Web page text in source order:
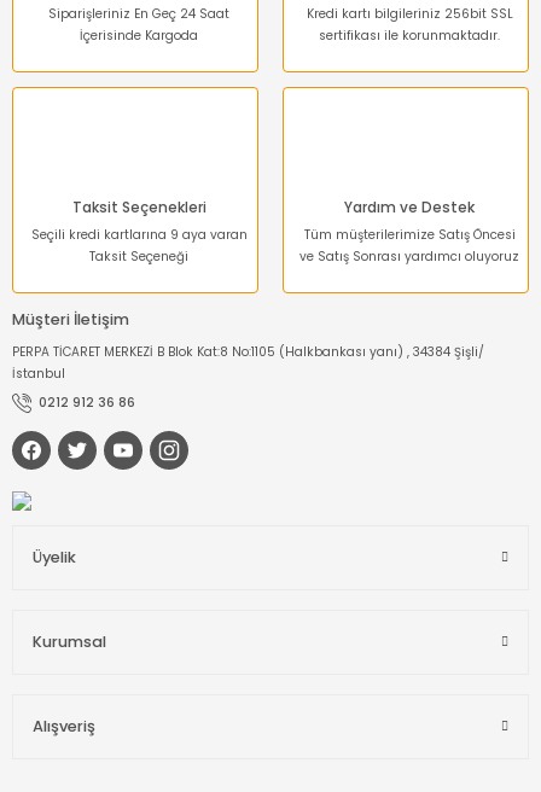
Gönder
Siparişleriniz En Geç 24 Saat
İçerisinde Kargoda
Kredi kartı bilgileriniz 256bit SSL
sertifikası ile korunmaktadır.
Taksit Seçenekleri
Seçili kredi kartlarına 9 aya varan
Taksit Seçeneği
Yardım ve Destek
Tüm müşterilerimize Satış Öncesi
ve Satış Sonrası yardımcı oluyoruz
Müşteri İletişim
PERPA TİCARET MERKEZİ B Blok Kat:8 No:1105 (Halkbankası yanı) , 34384 Şişli/
İstanbul
0212 912 36 86
Üyelik
Kurumsal
Alışveriş